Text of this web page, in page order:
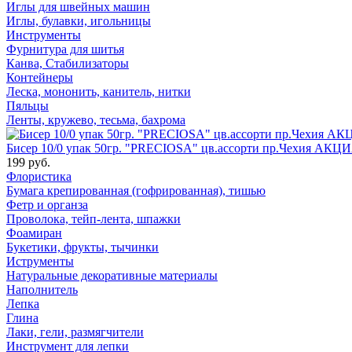
Иглы для швейных машин
Иглы, булавки, игольницы
Инструменты
Фурнитура для шитья
Канва, Стабилизаторы
Контейнеры
Леска, мононить, канитель, нитки
Пяльцы
Ленты, кружево, тесьма, бахрома
Бисер 10/0 упак 50гр. "PRECIOSA" цв.ассорти пр.Чехия
199 руб.
Флористика
Бумага крепированная (гофрированная), тишью
Фетр и органза
Проволока, тейп-лента, шпажки
Фоамиран
Букетики, фрукты, тычинки
Иструменты
Натуральные декоративные материалы
Наполнитель
Лепка
Глина
Лаки, гели, размягчители
Инструмент для лепки